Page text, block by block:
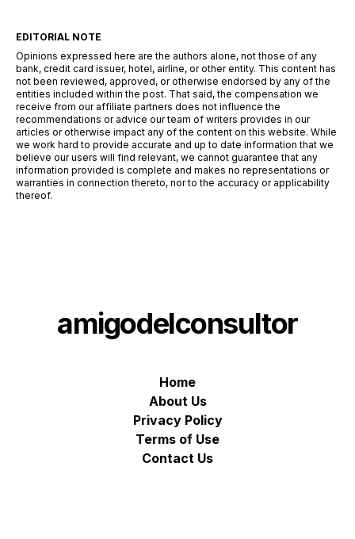
EDITORIAL NOTE
Opinions expressed here are the authors alone, not those of any
bank, credit card issuer, hotel, airline, or other entity. This content has
not been reviewed, approved, or otherwise endorsed by any of the
entities included within the post. That said, the compensation we
receive from our affiliate partners does not influence the
recommendations or advice our team of writers provides in our
articles or otherwise impact any of the content on this website. While
we work hard to provide accurate and up to date information that we
believe our users will find relevant, we cannot guarantee that any
information provided is complete and makes no representations or
warranties in connection thereto, nor to the accuracy or applicability
thereof.
amigodelconsultor
Home
About Us
Privacy Policy
Terms of Use
Contact Us